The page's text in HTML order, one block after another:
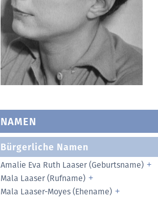
NAMEN
Bürgerliche Namen
Amalie Eva Ruth Laaser (Geburtsname)
Mala Laaser (Rufname)
Mala Laaser-Moyes (Ehename)